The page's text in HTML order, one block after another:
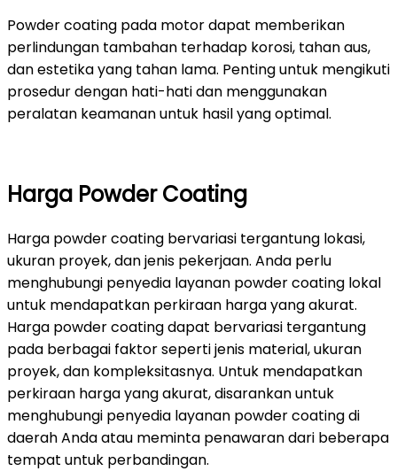
Powder coating pada motor dapat memberikan
perlindungan tambahan terhadap korosi, tahan aus,
dan estetika yang tahan lama. Penting untuk mengikuti
prosedur dengan hati-hati dan menggunakan
peralatan keamanan untuk hasil yang optimal.
Harga Powder Coating
Harga powder coating bervariasi tergantung lokasi,
ukuran proyek, dan jenis pekerjaan. Anda perlu
menghubungi penyedia layanan powder coating lokal
untuk mendapatkan perkiraan harga yang akurat.
Harga powder coating dapat bervariasi tergantung
pada berbagai faktor seperti jenis material, ukuran
proyek, dan kompleksitasnya. Untuk mendapatkan
perkiraan harga yang akurat, disarankan untuk
menghubungi penyedia layanan powder coating di
daerah Anda atau meminta penawaran dari beberapa
tempat untuk perbandingan.